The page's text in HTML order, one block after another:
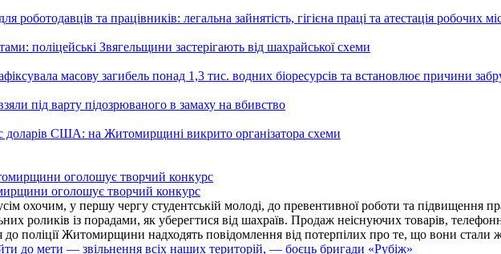
роботодавців та працівників: легальна зайнятість, гігієна праці та атестація робочих
поліцейські Звягельщини застерігають від шахрайської схеми
масову загибель понад 1,3 тис. водних біоресурсів та встановлює причини
під варту підозрюваного в замаху на вбивство
доларів США: на Житомирщині викрито організатора схеми
оголошує творчий конкурс
охочим, у першу чергу студентській молоді, до превентивної роботи та підвищення
роликів із порадами, як уберегтися від шахраїв. Продаж неіснуючих товарів,
поліції Житомирщини надходять повідомлення від потерпілих про те, що вони стали